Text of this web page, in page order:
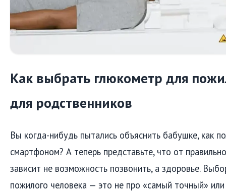
Как выбрать глюкометр для
для родственников
Вы когда-нибудь пытались объяснить бабушке, как
смартфоном? А теперь представьте, что от
зависит не возможность позвонить, а здоровье.
пожилого человека — это не про «самый точный»